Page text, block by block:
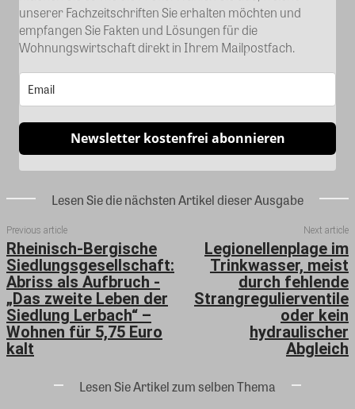
unserer Fachzeitschriften Sie erhalten möchten und
empfangen Sie Fakten und Lösungen für die
Wohnungswirtschaft direkt in Ihrem Mailpostfach.
Newsletter kostenfrei abonnieren
Lesen Sie die nächsten Artikel dieser Ausgabe
Previous article
Rheinisch-Bergische
Siedlungsgesellschaft:
Abriss als Aufbruch -
„Das zweite Leben der
Siedlung Lerbach“ –
Wohnen für 5,75 Euro
kalt
Next article
Legionellenplage im
Trinkwasser, meist
durch fehlende
Strangregulierventile
oder kein
hydraulischer
Abgleich
Lesen Sie Artikel zum selben Thema